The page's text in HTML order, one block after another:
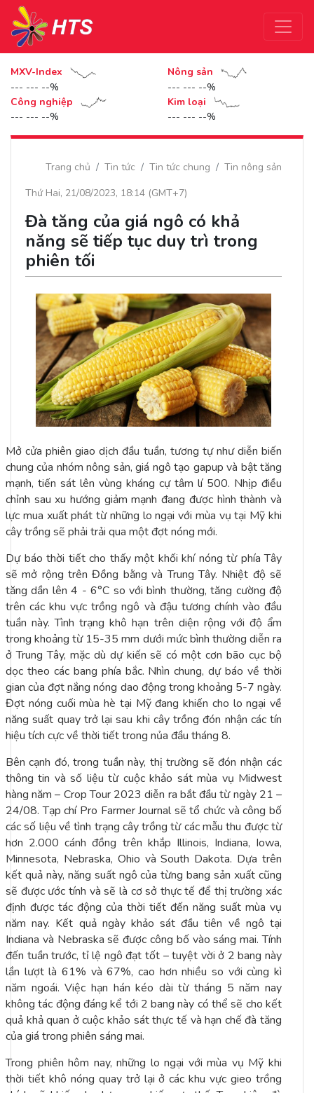
MXV-Index
--- --- --%
Nông sản
--- --- --%
Công nghiệp
--- --- --%
Kim loại
--- --- --%
Trang chủ Tin tức Tin tức chung
Tin nông sản
Thứ Hai, 21/08/2023, 18:14 (GMT+7)
Đà tăng của giá ngô có khả
năng sẽ tiếp tục duy trì trong
phiên tối
Mở cửa phiên giao dịch đầu tuần, tương tự như diễn biến
chung của nhóm nông sản, giá ngô tạo gapup và bật tăng
mạnh, tiến sát lên vùng kháng cự tâm lí 500. Nhịp điều
chỉnh sau xu hướng giảm mạnh đang được hình thành và
lực mua xuất phát từ những lo ngại với mùa vụ tại Mỹ khi
cây trồng sẽ phải trải qua một đợt nóng mới.
Dự báo thời tiết cho thấy một khối khí nóng từ phía Tây
sẽ mở rộng trên Đồng bằng và Trung Tây. Nhiệt độ sẽ
tăng dần lên 4 - 6°C so với bình thường, tăng cường độ
trên các khu vực trồng ngô và đậu tương chính vào đầu
tuần này. Tình trạng khô hạn trên diện rộng với độ ẩm
trong khoảng từ 15-35 mm dưới mức bình thường diễn ra
ở Trung Tây, mặc dù dự kiến sẽ có một cơn bão cục bộ
dọc theo các bang phía bắc. Nhìn chung, dự báo về thời
gian của đợt nắng nóng dao động trong khoảng 5-7 ngày.
Đợt nóng cuối mùa hè tại Mỹ đang khiến cho lo ngại về
năng suất quay trở lại sau khi cây trồng đón nhận các tín
hiệu tích cực về thời tiết trong nủa đầu tháng 8.
Bên cạnh đó, trong tuần này, thị trường sẽ đón nhận các
thông tin và số liệu từ cuộc khảo sát mùa vụ Midwest
hàng năm – Crop Tour 2023 diễn ra bắt đầu từ ngày 21 –
24/08. Tạp chí Pro Farmer Journal sẽ tổ chức và công bố
các số liệu về tình trạng cây trồng từ các mẫu thu được từ
hơn 2.000 cánh đồng trên khắp Illinois, Indiana, Iowa,
Minnesota, Nebraska, Ohio và South Dakota. Dựa trên
kết quả này, năng suất ngô của từng bang sản xuất cũng
sẽ được ước tính và sẽ là cơ sở thực tế để thị trường xác
định được tác động của thời tiết đến năng suất mùa vụ
năm nay. Kết quả ngày khảo sát đầu tiên về ngô tại
Indiana và Nebraska sẽ được công bố vào sáng mai. Tính
đến tuần trước, tỉ lệ ngô đạt tốt – tuyệt vời ở 2 bang này
lần lượt là 61% và 67%, cao hơn nhiều so với cùng kì
năm ngoái. Việc hạn hán kéo dài từ tháng 5 năm nay
không tác động đáng kể tới 2 bang này có thể sẽ cho kết
quả khả quan ở cuộc khảo sát thực tế và hạn chế đà tăng
của giá trong phiên sáng mai.
Trong phiên hôm nay, những lo ngại với mùa vụ Mỹ khi
thời tiết khô nóng quay trở lại ở các khu vực gieo trồng